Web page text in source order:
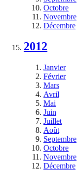
Octobre
Novembre
Décembre
2012
Janvier
Février
Mars
Avril
Mai
Juin
Juillet
Août
Septembre
Octobre
Novembre
Décembre